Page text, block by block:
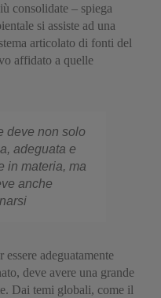
consolidate – spiega
si assiste ad una
articolato di fonti del
affidato a quelle
deve non solo
adeguata e
in materia, ma
anche
adeguatamente
deve avere una grande
Dai temi globali, come il